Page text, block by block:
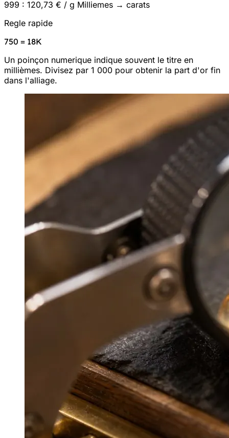
999 : 120,73 € / g Milliemes → carats
Regle rapide
750 = 18K
Un poinçon numerique indique souvent le titre en
millièmes. Divisez par 1 000 pour obtenir la part d'or fin
dans l'alliage.